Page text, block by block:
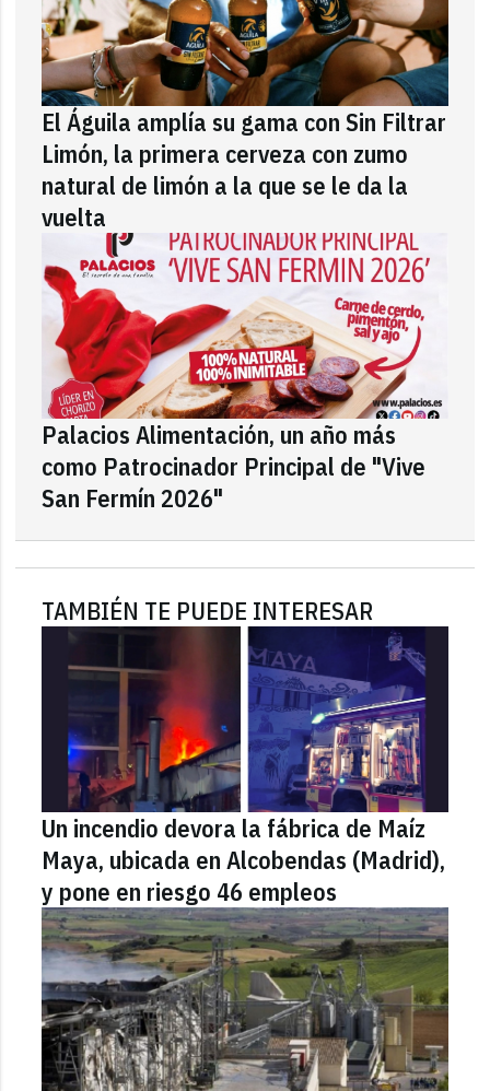
El Águila amplía su gama con Sin Filtrar
Limón, la primera cerveza con zumo
natural de limón a la que se le da la
vuelta
Palacios Alimentación, un año más
como Patrocinador Principal de "Vive
San Fermín 2026"
TAMBIÉN TE PUEDE INTERESAR
Un incendio devora la fábrica de Maíz
Maya, ubicada en Alcobendas (Madrid),
y pone en riesgo 46 empleos